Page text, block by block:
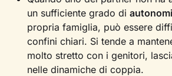
un sufficiente grado di
propria famiglia, può essere
confini chiari. Si tende a
molto stretto con i genitori,
nelle dinamiche di coppia.